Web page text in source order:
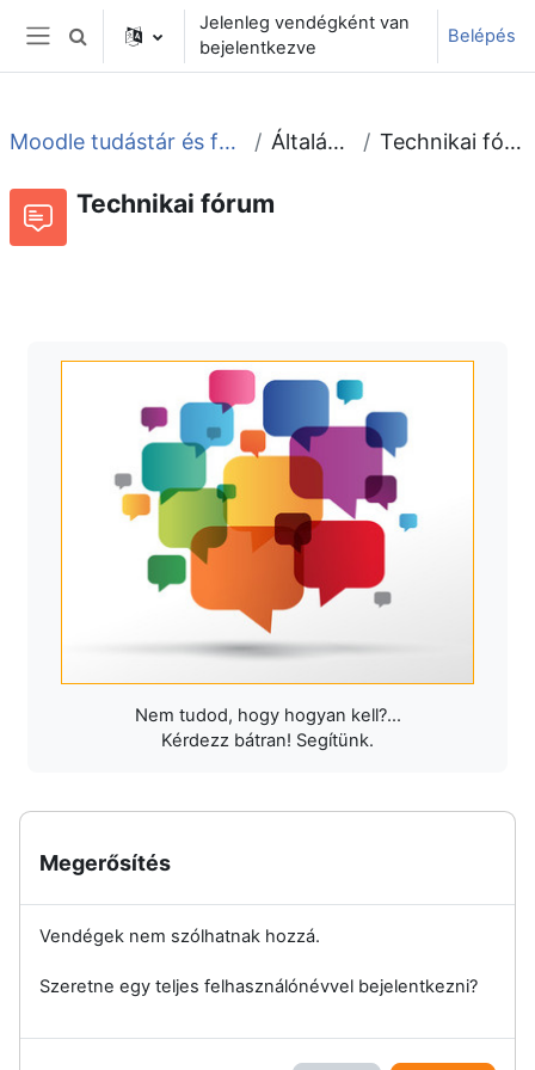
Tovább a fő tartalomhoz
Oldalpanel
Keresési bemeneti adatok váltása
Jelenleg vendégként van
bejelentkezve
Belépés
Moodle tudástár és fórum Általános Technikai fórum
Technikai fórum
Nem tudod, hogy hogyan kell?...
Kérdezz bátran! Segítünk.
Megerősítés
Vendégek nem szólhatnak hozzá.
Szeretne egy teljes felhasználónévvel bejelentkezni?